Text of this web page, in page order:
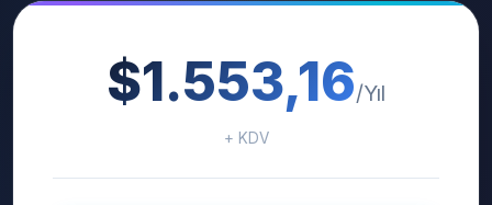
$1.553,16/Yıl
+ KDV